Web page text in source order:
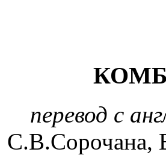
перевод с
С.В.Сорочана,